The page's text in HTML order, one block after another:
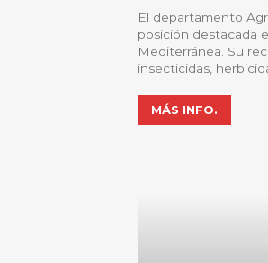
El departamento
posición destacada
Mediterránea. Su
insecticidas,
MÁS INFO.